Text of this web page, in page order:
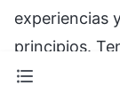
experiencias
principios.
según los